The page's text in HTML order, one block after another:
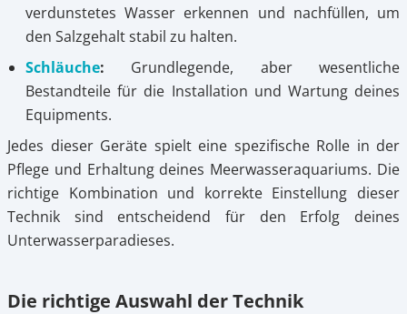
verdunstetes Wasser erkennen und nachfüllen, um
den Salzgehalt stabil zu halten.
Schläuche: Grundlegende, aber wesentliche
Bestandteile für die Installation und Wartung deines
Equipments.
Jedes dieser Geräte spielt eine spezifische Rolle in der
Pflege und Erhaltung deines Meerwasseraquariums. Die
richtige Kombination und korrekte Einstellung dieser
Technik sind entscheidend für den Erfolg deines
Unterwasserparadieses.
Die richtige Auswahl der Technik